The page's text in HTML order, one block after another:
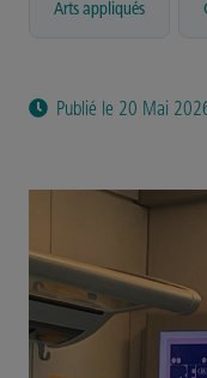
Arts appliqués
Publié le 20 Mai